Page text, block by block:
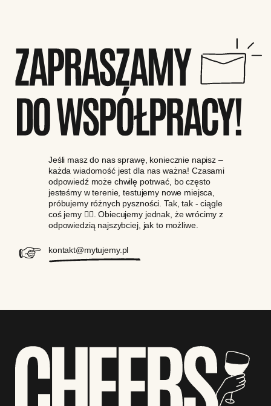
Jeśli masz do nas sprawę, koniecznie napisz –
każda wiadomość jest dla nas ważna! Czasami
odpowiedź może chwilę potrwać, bo często
jesteśmy w terenie, testujemy nowe miejsca,
próbujemy różnych pyszności. Tak, tak - ciągle
coś jemy 😵‍💫. Obiecujemy jednak, że wrócimy z
odpowiedzią najszybciej, jak to możliwe.
kontakt@mytujemy.pl